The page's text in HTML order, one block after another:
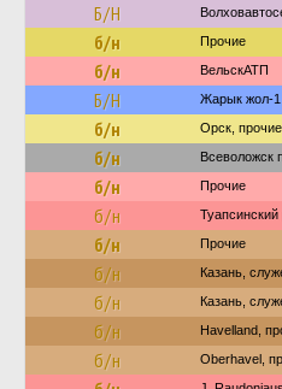
Б/Н
б/н Прочие
б/н ВельскАТП
Б/Н Жарык жол-1
б/н Орск, прочие
б/н Всеволожск
б/н Прочие
б/н Туапсинский
б/н Прочие
б/н Казань,
б/н Казань,
б/н Havelland,
б/н Oberhavel,